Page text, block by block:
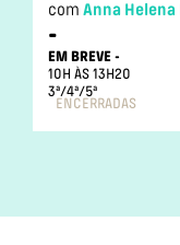
com Anna Helena
-
EM BREVE -
10H ÀS 13H20
3ª/4ª/5ª
ENCERRADAS